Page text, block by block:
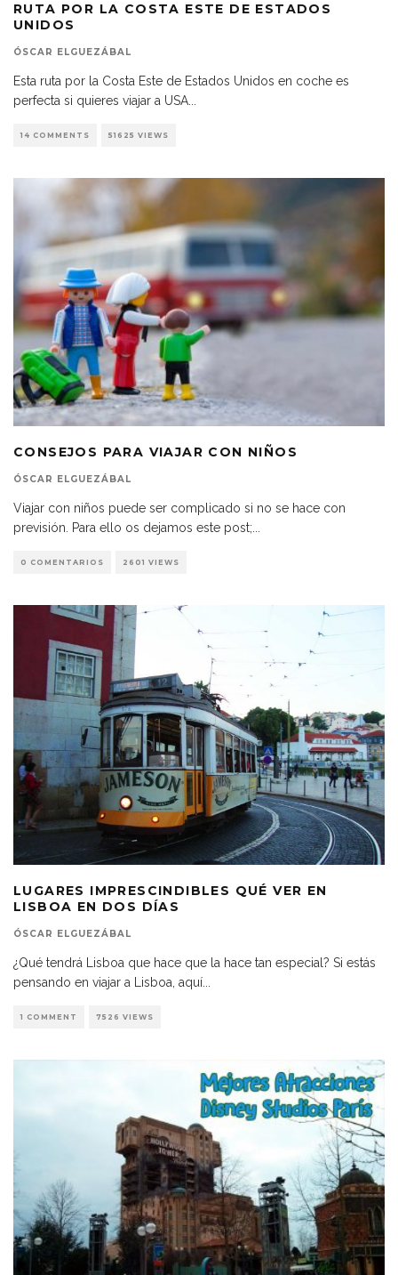
RUTA POR LA COSTA ESTE DE ESTADOS
UNIDOS
ÓSCAR ELGUEZÁBAL
Esta ruta por la Costa Este de Estados Unidos en coche es
perfecta si quieres viajar a USA...
14 COMMENTS 51625 VIEWS
CONSEJOS PARA VIAJAR CON NIÑOS
ÓSCAR ELGUEZÁBAL
Viajar con niños puede ser complicado si no se hace con
previsión. Para ello os dejamos este post;
0 COMENTARIOS 2601 VIEWS
LUGARES IMPRESCINDIBLES QUÉ VER EN
LISBOA EN DOS DÍAS
ÓSCAR ELGUEZÁBAL
¿Qué tendrá Lisboa que hace que la hace tan especial? Si estás
pensando en viajar a Lisboa, aquí
1 COMMENT 7526 VIEWS